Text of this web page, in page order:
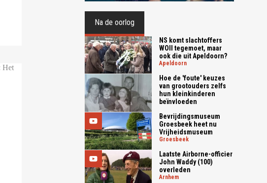
Na de oorlog
NS komt slachtoffers
WOII tegemoet, maar
ook die uit Apeldoorn?
apeldoorn
Hoe de 'foute' keuzes
van grootouders zelfs
hun kleinkinderen
beïnvloeden
Bevrijdingsmuseum
Groesbeek heet nu
Vrijheidsmuseum
groesbeek
Laatste Airborne-officier
John Waddy (100)
overleden
arnhem